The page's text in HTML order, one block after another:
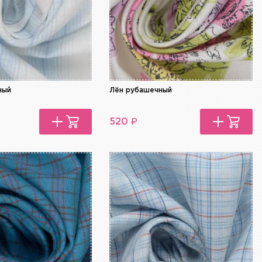
Лён рубашечный
520₽